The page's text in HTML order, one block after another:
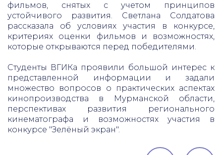
фильмов, снятых с учетом принципов
устойчивого развития. Светлана Солдатова
рассказала об условиях участия в конкурсе,
критериях оценки фильмов и возможностях,
которые открываются перед победителями.
Студенты ВГИКа проявили большой интерес к
представленной информации и задали
множество вопросов о практических аспектах
кинопроизводства в Мурманской области,
перспективах развития регионального
кинематографа и возможностях участия в
конкурсе "Зелёный экран".